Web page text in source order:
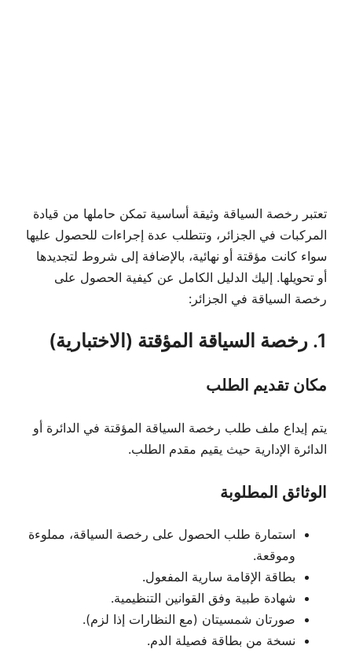
تعتبر رخصة السياقة وثيقة أساسية تمكن حاملها من قيادة
المركبات في الجزائر، وتتطلب عدة إجراءات للحصول عليها
سواء كانت مؤقتة أو نهائية، بالإضافة إلى شروط لتجديدها
أو تحويلها. إليك الدليل الكامل عن كيفية الحصول على
رخصة السياقة في الجزائر:
1. رخصة السياقة المؤقتة (الاختبارية)
مكان تقديم الطلب
يتم إيداع ملف طلب رخصة السياقة المؤقتة في الدائرة أو
الدائرة الإدارية حيث يقيم مقدم الطلب.
الوثائق المطلوبة
استمارة طلب الحصول على رخصة السياقة، مملوءة
وموقعة.
بطاقة الإقامة سارية المفعول.
شهادة طبية وفق القوانين التنظيمية.
صورتان شمسيتان (مع النظارات إذا لزم).
نسخة من بطاقة فصيلة الدم.